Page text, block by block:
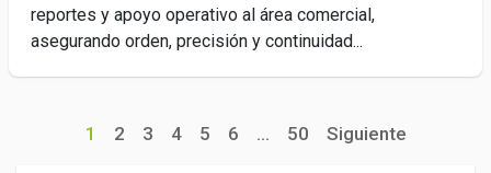
reportes y apoyo operativo al área comercial,
asegurando orden, precisión y continuidad...
1 2 3 4 5 6 ... 50 Siguiente